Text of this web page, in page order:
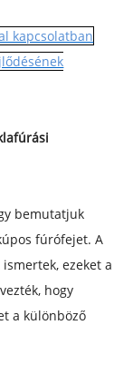
kapcsolatban
bemutatjuk
fúrófejet. A
ezeket a
hogy
a különböző